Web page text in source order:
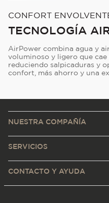
CONFORT
TECNOLOGÍA
AirPower combina agua y
voluminoso y ligero que cae
reduciendo salpicaduras y
confort, más ahorro y una
NUESTRA COMPAÑÍA
SERVICIOS
CONTACTO Y AYUDA